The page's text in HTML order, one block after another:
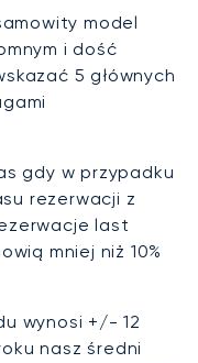
model
i dość
5 głównych
gdy w przypadku
rezerwacji z
last
mniej niż 10%
wynosi +/- 12
nasz średni